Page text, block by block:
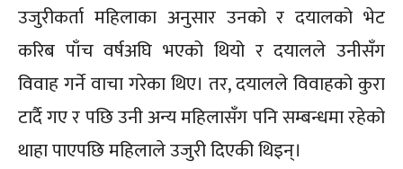
उजुरीकर्ता महिलाका अनुसार उनको र दयालको भेट
करिब पाँच वर्षअघि भएको थियो र दयालले उनीसँग
विवाह गर्ने वाचा गरेका थिए। तर, दयालले विवाहको कुरा
टार्दै गए र पछि उनी अन्य महिलासँग पनि सम्बन्धमा रहेको
थाहा पाएपछि महिलाले उजुरी दिएकी थिइन्।